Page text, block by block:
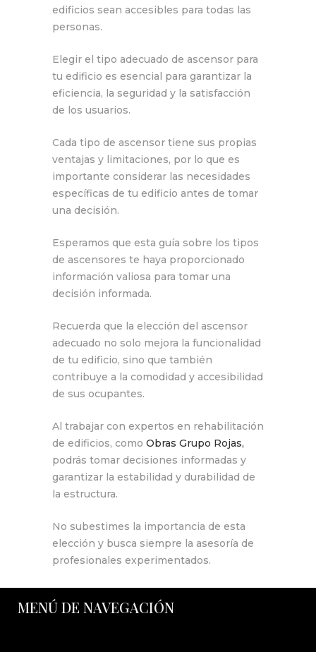
edificios sean accesibles para todas las
personas.
Elegir el tipo adecuado de ascensor para
tu edificio es esencial para garantizar la
eficiencia, la seguridad y la satisfacción
de los usuarios.
Cada tipo de ascensor tiene sus propias
ventajas y limitaciones, por lo que es
importante considerar las necesidades
específicas de tu edificio antes de tomar
una decisión.
Esperamos que esta guía sobre los tipos
de ascensores te haya proporcionado
información valiosa para tomar una
decisión informada.
Recuerda que la elección del ascensor
adecuado no solo mejora la funcionalidad
de tu edificio, sino que también
contribuye a la comodidad y accesibilidad
de sus ocupantes.
Al trabajar con expertos en rehabilitación
de edificios, como Obras Grupo Rojas,
podrás tomar decisiones informadas y
garantizar la estabilidad y durabilidad de
la estructura.
No subestimes la importancia de esta
elección y busca siempre la asesoría de
profesionales experimentados.
MENÚ DE NAVEGACIÓN